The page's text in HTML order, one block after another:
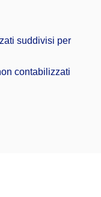
suddivisi per
contabilizzati